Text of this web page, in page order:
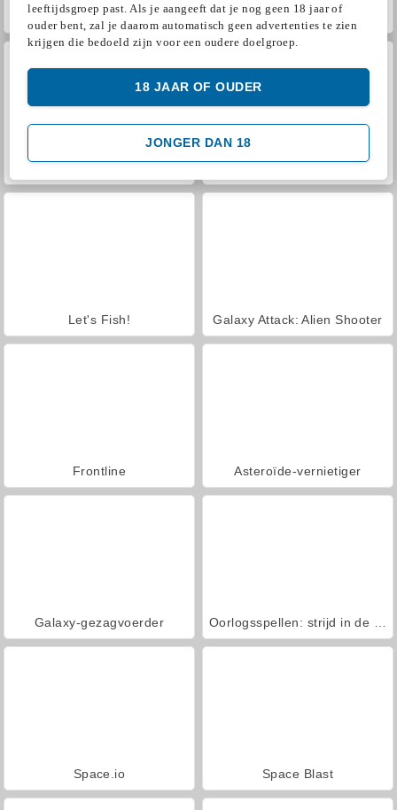
leeftijdsgroep past. Als je aangeeft dat je nog geen 18 jaar of
ouder bent, zal je daarom automatisch geen advertenties te zien
krijgen die bedoeld zijn voor een oudere doelgroep.
JONGER DAN 18
18 JAAR OF OUDER
Hidden Object: Street of Secrets VegaMix Da Vinci Puzzles
Let's Fish! Galaxy Attack: Alien Shooter
Frontline Asteroïde-vernietiger
Galaxy-gezagvoerder
Space.io Space Blast